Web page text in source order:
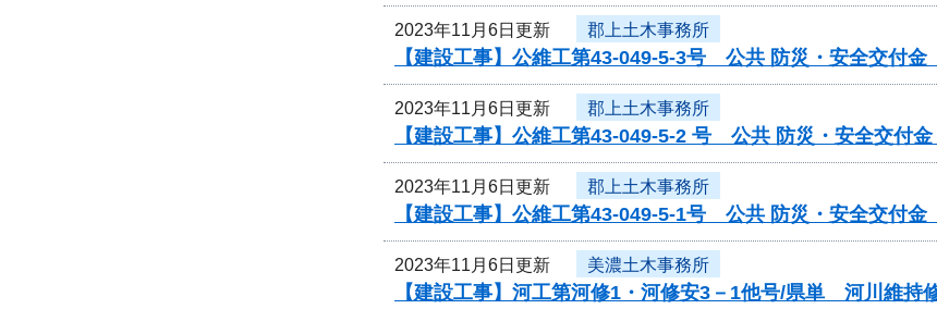
2023年11月6日更新 郡上土木事務所
【建設工事】公維工第43-049-5-3号 公共 防災・安全交付
2023年11月6日更新 郡上土木事務所
【建設工事】公維工第43-049-5-2 号 公共 防災・安全交付
2023年11月6日更新 郡上土木事務所
【建設工事】公維工第43-049-5-1号 公共 防災・安全交付
2023年11月6日更新 美濃土木事務所
【建設工事】河工第河修1・河修安3－1他号/県単 河川維持